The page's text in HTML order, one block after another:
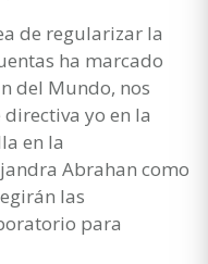
de regularizar la
ha marcado
del Mundo, nos
yo en la
en la
Abrahan como
las
para